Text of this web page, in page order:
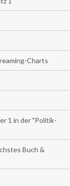
Charts
1 in der "Politik-
Buch &